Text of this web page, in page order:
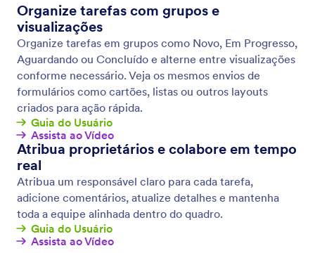
Lógica Condicional
Torne seus formulários ainda mais inteligentes
usando lógica condicional. Configure seu formulário
para exibir/ocultar campos, enviar e-mails para
agradecimento personalizadas e muito mais — tudo
com base na maneira em que o formulário foi
preenchido.